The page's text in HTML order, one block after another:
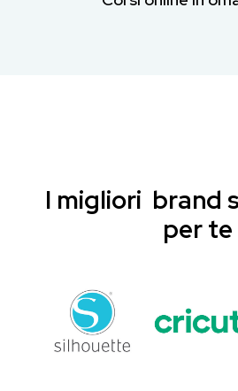
I migliori brand
per te